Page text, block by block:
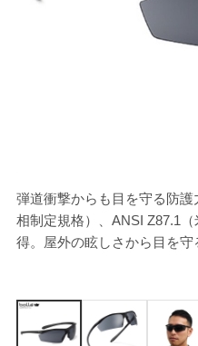
弾道衝撃からも目を守る防
相制定規格）、ANSI Z87.1
得。屋外の眩しさから目を